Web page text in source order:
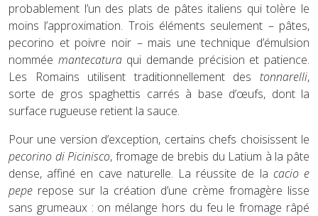
probablement l’un des plats de pâtes italiens qui tolère le
moins l’approximation. Trois éléments seulement – pâtes,
pecorino et poivre noir – mais une technique d’émulsion
nommée mantecaturaqui demande précision et patience.
Les Romains utilisent traditionnellement des tonnarelli,
sorte de gros spaghettis carrés à base d’œufs, dont la
surface rugueuse retient la sauce.
Pour une version d’exception, certains chefs choisissent le
pecorino di Picinisco, fromage de brebis du Latium à la pâte
dense, affiné en cave naturelle. La réussite de la cacio e
pepe repose sur la création d’une crème fromagère lisse
sans grumeaux : on mélange hors du feu le fromage râpé